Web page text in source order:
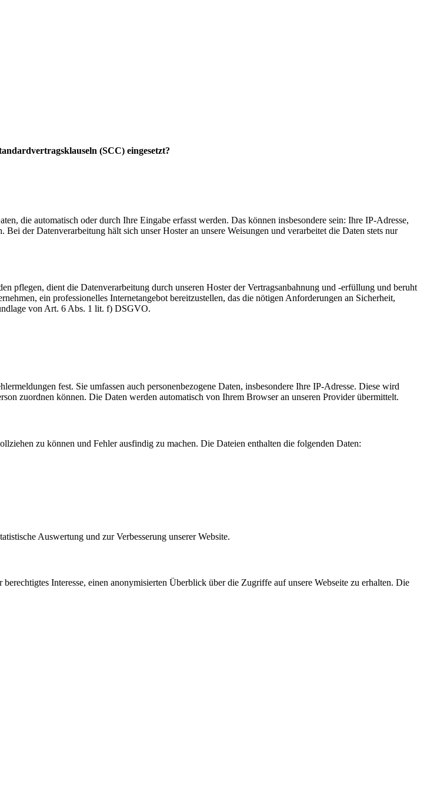
(SCC) eingesetzt?
die automatisch oder durch Ihre Eingabe erfasst werden. Das können insbesondere sein: Ihre IP-Adresse,
der Datenverarbeitung hält sich unser Hoster an unsere Weisungen und verarbeitet die Daten stets nur
pflegen, dient die Datenverarbeitung durch unseren Hoster der Vertragsanbahnung und -erfüllung und beruht
ein professionelles Internetangebot bereitzustellen, das die nötigen Anforderungen an Sicherheit,
von Art. 6 Abs. 1 lit. f) DSGVO.
fest. Sie umfassen auch personenbezogene Daten, insbesondere Ihre IP-Adresse. Diese wird
zuordnen können. Die Daten werden automatisch von Ihrem Browser an unseren Provider übermittelt.
zu können und Fehler ausfindig zu machen. Die Dateien enthalten die folgenden Daten:
Auswertung und zur Verbesserung unserer Website.
Interesse, einen anonymisierten Überblick über die Zugriffe auf unsere Webseite zu erhalten. Die